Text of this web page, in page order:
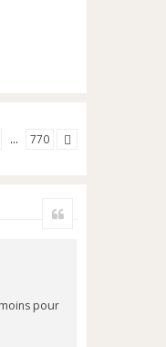
… 770
pour